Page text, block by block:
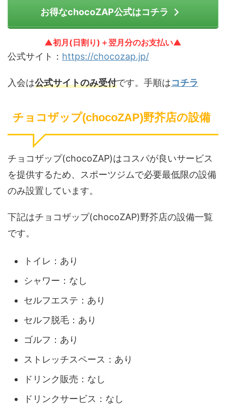
お得なchocoZAP公式はコチラ
▲初月(日割り)＋翌月分のお支払い▲
公式サイト： https://chocozap.jp/
入会は公式サイトのみ受付です。手順はコチラ
チョコザップ(chocoZAP)野芥店の設備
チョコザップ(chocoZAP)はコスパが良いサービス
を提供するため、スポーツジムで必要最低限の設備
のみ設置しています。
下記はチョコザップ(chocoZAP)野芥店の設備一覧
です。
トイレ：あり
シャワー：なし
セルフエステ：あり
セルフ脱毛：あり
ゴルフ：あり
ストレッチスペース：あり
ドリンク販売：なし
ドリンクサービス：なし